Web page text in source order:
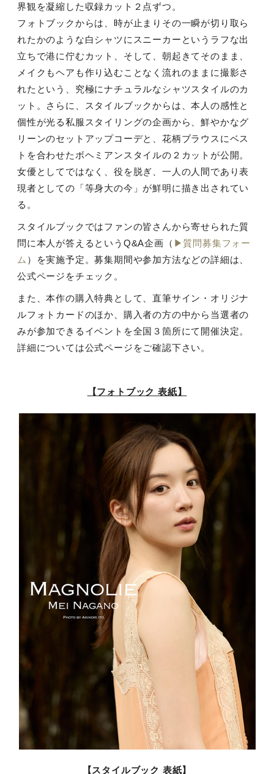
界観を凝縮した収録カット２点ずつ。
フォトブックからは、時が止まりその一瞬が切り取ら
れたかのような白シャツにスニーカーというラフな出
立ちで港に佇むカット、そして、朝起きてそのまま、
メイクもヘアも作り込むことなく流れのままに撮影さ
れたという、究極にナチュラルなシャツスタイルのカ
ット。さらに、スタイルブックからは、本人の感性と
個性が光る私服スタイリングの企画から、鮮やかなグ
リーンのセットアップコーデと、花柄ブラウスにベス
トを合わせたボヘミアンスタイルの２カットが公開。
女優としてではなく、役を脱ぎ、一人の人間であり表
現者としての「等身大の今」が鮮明に描き出されてい
る。
スタイルブックではファンの皆さんから寄せられた質
問に本人が答えるというQ&A企画（ ▶質問募集フォー
ム ）を実施予定。募集期間や参加方法などの詳細は、
公式ページをチェック。
また、本作の購入特典として、直筆サイン・オリジナ
ルフォトカードのほか、購入者の方の中から当選者の
みが参加できるイベントを全国３箇所にて開催決定。
詳細については公式ページをご確認下さい。
【フォトブック 表紙】
【スタイルブック 表紙】